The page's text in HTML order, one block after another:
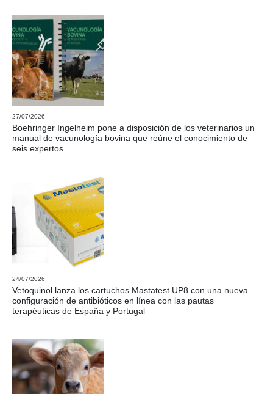
27/07/2026
Boehringer Ingelheim pone a disposición de los veterinarios un
manual de vacunología bovina que reúne el conocimiento de
seis expertos
24/07/2026
Vetoquinol lanza los cartuchos Mastatest UP8 con una nueva
configuración de antibióticos en línea con las pautas
terapéuticas de España y Portugal